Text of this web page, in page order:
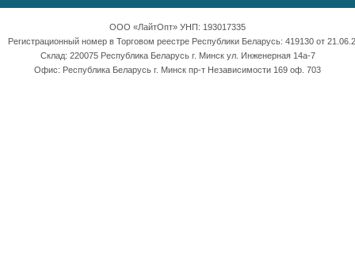
ООО «ЛайтОпт» УНП: 193017335
Регистрационный номер в Торговом реестре Республики Беларусь: 419130 от
Склад: 220075 Республика Беларусь г. Минск ул. Инженерная 14а-7
Офис: Республика Беларусь г. Минск пр-т Независимости 169 оф. 703